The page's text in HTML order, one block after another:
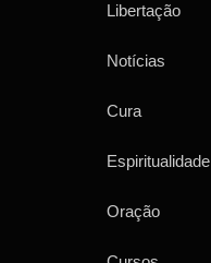
Libertação
Notícias
Cura
Espiritualidade
Oração